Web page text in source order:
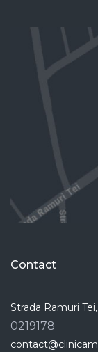
Contact
Strada Ramuri
0219178